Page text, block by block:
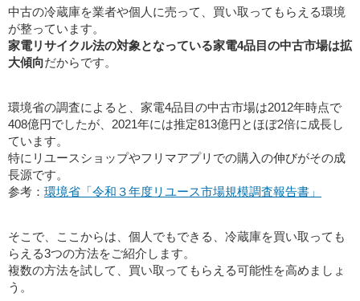
中古の冷蔵庫を業者や個人に売って、買い取ってもらえる環境
が整っています。
家電リサイクル法の対象となっている家電4品目の中古市場は拡
大傾向だからです。
環境省の調査によると、家電4品目の中古市場は2012年時点で
408億円でしたが、2021年には推定813億円とほぼ2倍に成長し
ています。
特にリユースショップやフリマアプリでの購入の伸びがその成
長源です。
参考： 環境省「令和３年度リユース市場規模調査報告書」
そこで、ここからは、個人でもできる、冷蔵庫を買い取っても
らえる3つの方法をご紹介します。
複数の方法を試して、買い取ってもらえる可能性を高めましょ
う。